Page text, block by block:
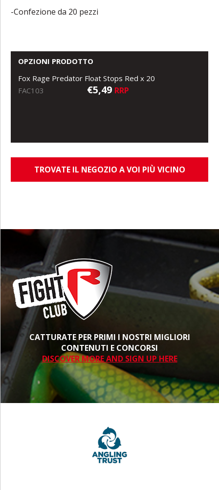
-Confezione da 20 pezzi
OPZIONI PRODOTTO
Fox Rage Predator Float Stops Red x 20
FAC103
€5,49 RRP
TROVATE IL NEGOZIO A VOI PIÙ VICINO
CATTURATE PER PRIMI I NOSTRI MIGLIORI
CONTENUTI E CONCORSI
DISCOVER MORE AND SIGN UP HERE